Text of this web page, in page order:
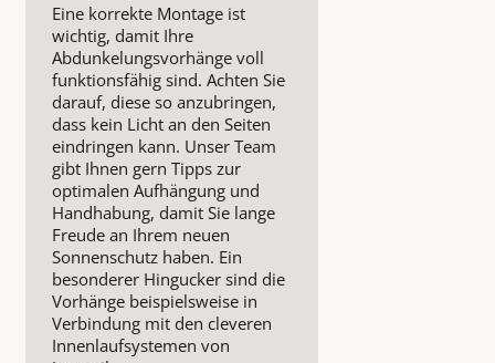
Eine korrekte Montage ist
wichtig, damit Ihre
Abdunkelungsvorhänge voll
funktionsfähig sind. Achten Sie
darauf, diese so anzubringen,
dass kein Licht an den Seiten
eindringen kann. Unser Team
gibt Ihnen gern Tipps zur
optimalen Aufhängung und
Handhabung, damit Sie lange
Freude an Ihrem neuen
Sonnenschutz haben. Ein
besonderer Hingucker sind die
Vorhänge beispielsweise in
Verbindung mit den cleveren
Innenlaufsystemen von